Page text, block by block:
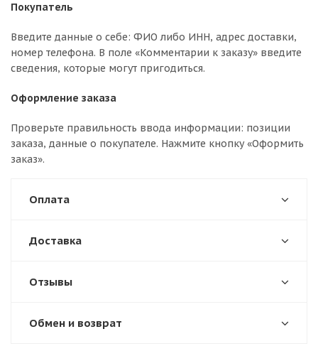
Покупатель
Введите данные о себе: ФИО либо ИНН, адрес доставки,
номер телефона. В поле «Комментарии к заказу» введите
сведения, которые могут пригодиться.
Оформление заказа
Проверьте правильность ввода информации: позиции
заказа, данные о покупателе. Нажмите кнопку «Оформить
заказ».
Оплата
Доставка
Отзывы
Обмен и возврат